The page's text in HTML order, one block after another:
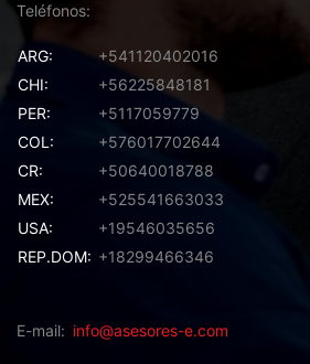
Teléfonos
ARG:
+541120402016
CHI:
+56225848181
PER:
+5117059779
COL:
+576017702644
CR:
+50640018788
MEX:
+525541663033
USA:
+19546035656
REP.DOM: +18299466346
E-mail info@asesores-e.com